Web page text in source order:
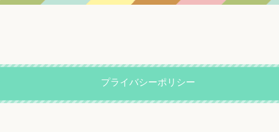
プライバシーポリシー